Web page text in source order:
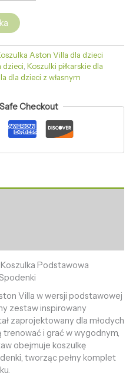
Aston Villa dla dzieci
dzieci, Koszulki piłkarskie dla
dla dzieci z własnym
Checkout
Podstawowa
Villa w wersji podstawowej
zestaw inspirowany
zaprojektowany dla młodych
trenować i grać w wygodnym,
obejmuje koszulkę
tworząc pełny komplet